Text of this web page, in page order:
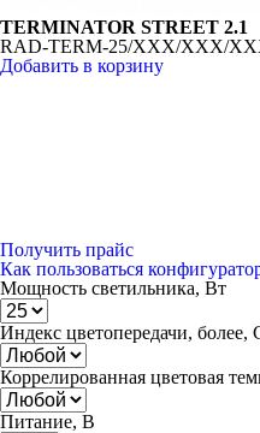
TERMINATOR STREET 2.1
RAD-TERM-25/XXX/XXX/
Добавить в корзину
Получить прайс
Как пользоваться
Мощность светильника, Вт
Индекс цветопередачи, более,
Коррелированная цветовая
Питание, В